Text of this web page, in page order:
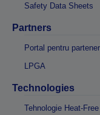
Safety Data Sheets
Partners
Portal pentru
LPGA
Technologies
Tehnologie Heat-Free